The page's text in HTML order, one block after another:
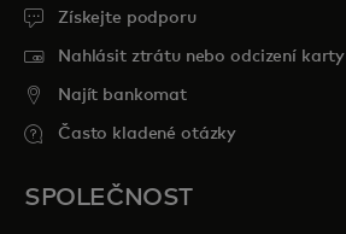
Získejte podporu
Nahlásit ztrátu nebo odcizení karty
Najít bankomat
Často kladené otázky
SPOLEČNOST